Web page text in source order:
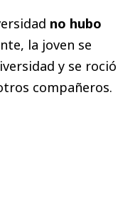
no hubo
la joven se
y se roció
compañeros.